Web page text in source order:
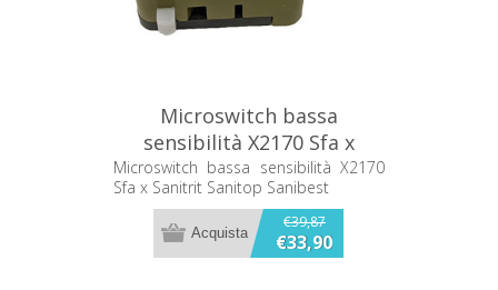
Microswitch bassa
sensibilità X2170 Sfa x
Sanitrit Sanitop Sanibest
Microswitch bassa sensibilità X2170
Sfa x Sanitrit Sanitop Sanibest
€39,87
€33,90